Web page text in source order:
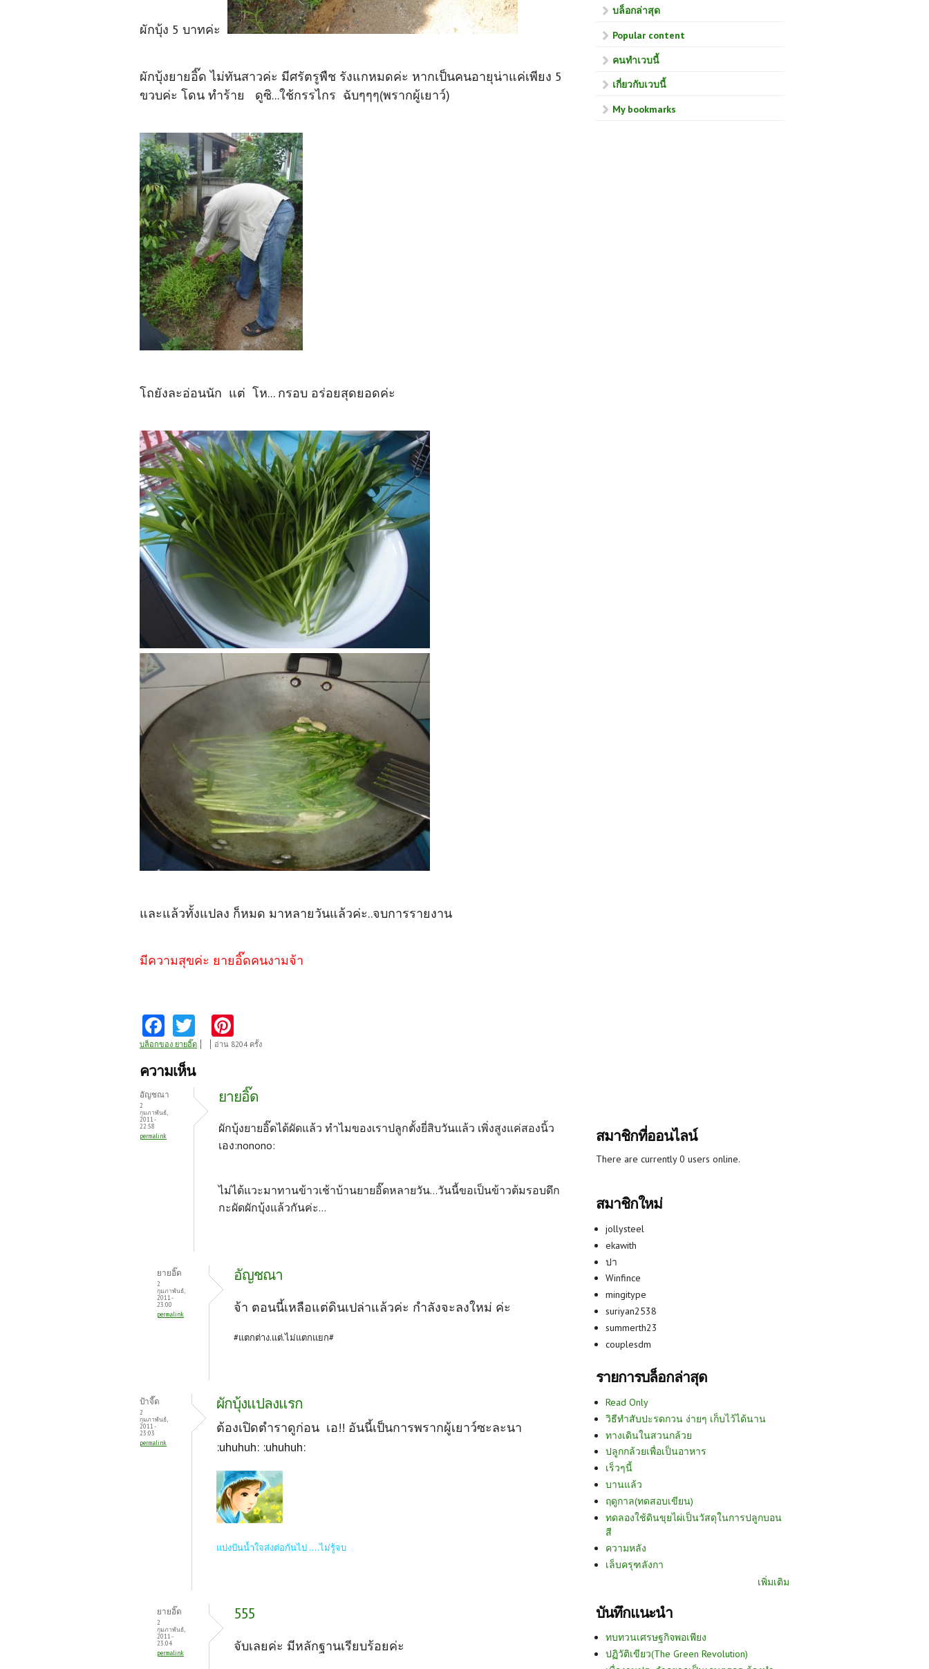
ผักบุ้ง 5 บาทค่ะ
ผักบุ้งยายอิ๊ด ไม่ทันสาวค่ะ มีศรัตรูพืช รังแกหมดค่ะ หากเป็นคนอายุน่าแค่เพียง 5
ขวบค่ะ โดน ทำร้าย ดูซิ...ใช้กรรไกร ฉับๆๆๆ(พรากผู้เยาว์)
โถยังละอ่อนนัก แต่ โห... กรอบ อร่อยสุดยอดค่ะ
และแล้วทั้งแปลง ก็หมด มาหลายวันแล้วค่ะ..จบการรายงาน
มีความสุขค่ะ ยายอิ๊ดคนงามจ้า
Fa
ce
b
o
o
k
w
itt
nt
es
t
บล็อกของ ยายอิ๊ด อ่าน 8204 ครั้ง
ความเห็น
อัญชณา
2
กุมภาพันธ์,
2011 -
22:58
permalink
ยายอิ๊ด
ผักบุ้งยายอิ๊ดได้ผัดแล้ว ทำไมของเราปลูกตั้งยี่สิบวันแล้ว เพิ่งสูงแค่สองนิ้ว
เอง:nonono:
ไม่ได้แวะมาทานข้าวเช้าบ้านยายอิ๊ดหลายวัน...วันนี้ขอเป็นข้าวต้มรอบดึก
กะผัดผักบุ้งแล้วกันค่ะ...
ยายอิ๊ด
2
กุมภาพันธ์,
2011 -
23:00
permalink
อัญชณา
จ้า ตอนนี้เหลือแต่ดินเปล่าแล้วค่ะ กำลังจะลงใหม่ ค่ะ
#แตกต่าง.แต่.ไม่แตกแยก#
ป้าจี๊ด
2
กุมภาพันธ์,
2011 -
23:03
permalink
ผักบุ้งแปลงแรก
ต้องเปิดตำราดูก่อน เอ!! อันนี้เป็นการพรากผู้เยาว์ซะละนา
:uhuhuh: :uhuhuh:
แบ่งปันน้ำใจส่งต่อกันไป ....ไม่รู้จบ
ยายอิ๊ด
2
กุมภาพันธ์,
2011 -
23:04
permalink
555
จับเลยค่ะ มีหลักฐานเรียบร้อยค่ะ
บล็อกล่าสุด
Popular content
คนทำเวบนี้
เกี่ยวกับเวบนี้
My bookmarks
สมาชิกที่ออนไลน์
There are currently 0 users online.
สมาชิกใหม่
jollysteel
ekawith
ปา
Winfince
mingitype
suriyan2538
summerth23
couplesdm
รายการบล็อกล่าสุด
Read Only
วิธีทำสับปะรดกวน ง่ายๆ เก็บไว้ได้นาน
ทางเดินในสวนกล้วย
ปลูกกล้วยเพื่อเป็นอาหาร
เร็วๆนี้
บานแล้ว
ฤดูกาล(ทดสอบเขียน)
ทดลองใช้ดินขุยไผ่เป็นวัสดุในการปลูกบอน
สี
ความหลัง
เล็บครุฑลังกา
เพิ่มเติม
บันทึกแนะนำ
ทบทวนเศรษฐกิจพอเพียง
ปฏิวัติเขียว(The Green Revolution)